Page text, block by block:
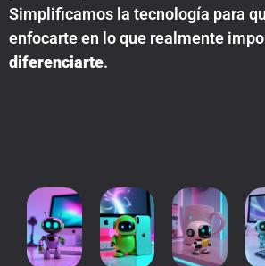
Simplificamos la tecnología para
enfocarte en lo que realmente
diferenciarte.